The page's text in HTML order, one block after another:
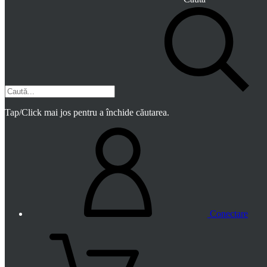
Tap/Click mai jos pentru a închide căutarea.
Conectare